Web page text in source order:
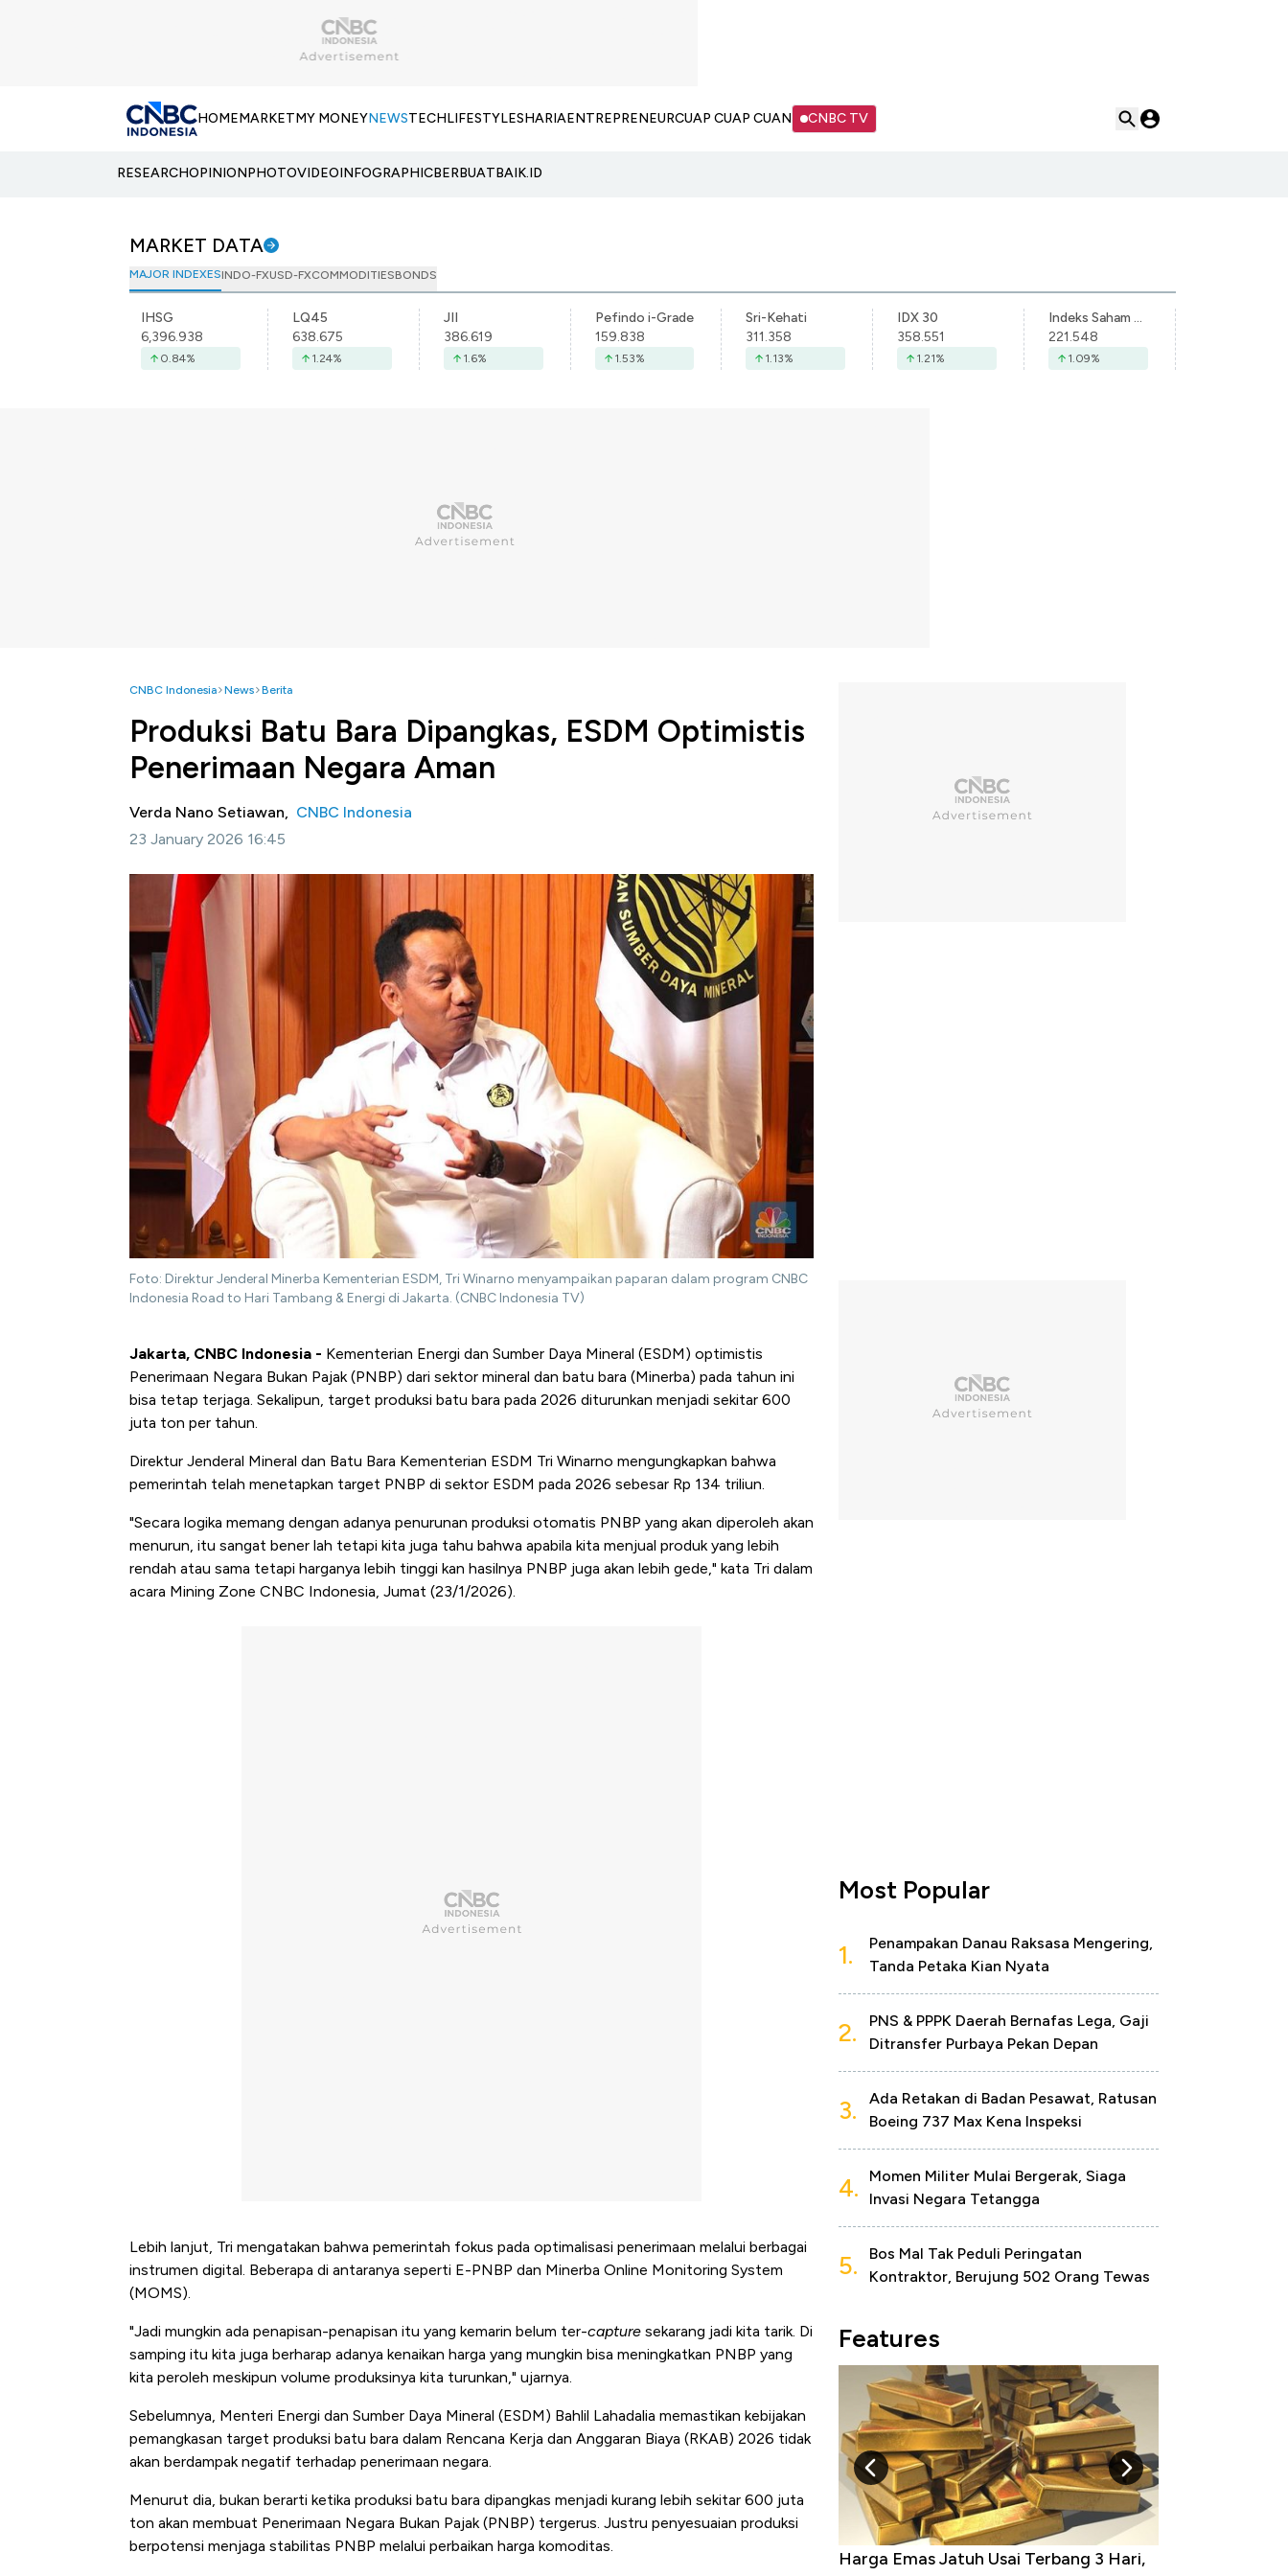
HOMEMARKETMY MONEYNEWSTECHLIFESTYLESHARIAENTREPRENEURCUAP CUAP CUAN CNBC TV
RESEARCHOPINIONPHOTOVIDEOINFOGRAPHICBERBUATBAIK.ID
MARKET DATA
MAJOR INDEXESINDO-FXUSD-FXCOMMODITIESBONDS
IHSG
6,396.938
0.84%
LQ45
638.675
1.24%
JII
386.619
1.6%
Pefindo i-Grade
159.838
1.53%
Sri-Kehati
311.358
1.13%
IDX 30
358.551
1.21%
Indeks Saham Syariah Indonesia
221.548
1.09%
CNBC Indonesia News Berita
Produksi Batu Bara Dipangkas, ESDM Optimistis
Penerimaan Negara Aman
Verda Nano Setiawan, CNBC Indonesia
23 January 2026 16:45
Foto: Direktur Jenderal Minerba Kementerian ESDM, Tri Winarno menyampaikan paparan dalam program CNBC
Indonesia Road to Hari Tambang & Energi di Jakarta. (CNBC Indonesia TV)
Jakarta, CNBC Indonesia - Kementerian Energi dan Sumber Daya Mineral (ESDM) optimistis
Penerimaan Negara Bukan Pajak (PNBP) dari sektor mineral dan batu bara (Minerba) pada tahun ini
bisa tetap terjaga. Sekalipun, target produksi batu bara pada 2026 diturunkan menjadi sekitar 600
juta ton per tahun.
Direktur Jenderal Mineral dan Batu Bara Kementerian ESDM Tri Winarno mengungkapkan bahwa
pemerintah telah menetapkan target PNBP di sektor ESDM pada 2026 sebesar Rp 134 triliun.
"Secara logika memang dengan adanya penurunan produksi otomatis PNBP yang akan diperoleh akan
menurun, itu sangat bener lah tetapi kita juga tahu bahwa apabila kita menjual produk yang lebih
rendah atau sama tetapi harganya lebih tinggi kan hasilnya PNBP juga akan lebih gede," kata Tri dalam
acara Mining Zone CNBC Indonesia, Jumat (23/1/2026).
Lebih lanjut, Tri mengatakan bahwa pemerintah fokus pada optimalisasi penerimaan melalui berbagai
instrumen digital. Beberapa di antaranya seperti E-PNBP dan Minerba Online Monitoring System
(MOMS).
"Jadi mungkin ada penapisan-penapisan itu yang kemarin belum ter-capture sekarang jadi kita tarik. Di
samping itu kita juga berharap adanya kenaikan harga yang mungkin bisa meningkatkan PNBP yang
kita peroleh meskipun volume produksinya kita turunkan," ujarnya.
Sebelumnya, Menteri Energi dan Sumber Daya Mineral (ESDM) Bahlil Lahadalia memastikan kebijakan
pemangkasan target produksi batu bara dalam Rencana Kerja dan Anggaran Biaya (RKAB) 2026 tidak
akan berdampak negatif terhadap penerimaan negara.
Menurut dia, bukan berarti ketika produksi batu bara dipangkas menjadi kurang lebih sekitar 600 juta
ton akan membuat Penerimaan Negara Bukan Pajak (PNBP) tergerus. Justru penyesuaian produksi
berpotensi menjaga stabilitas PNBP melalui perbaikan harga komoditas.
Most Popular
1.
Penampakan Danau Raksasa Mengering,
Tanda Petaka Kian Nyata
2.
PNS & PPPK Daerah Bernafas Lega, Gaji
Ditransfer Purbaya Pekan Depan
3.
Ada Retakan di Badan Pesawat, Ratusan
Boeing 737 Max Kena Inspeksi
4.
Momen Militer Mulai Bergerak, Siaga
Invasi Negara Tetangga
5.
Bos Mal Tak Peduli Peringatan
Kontraktor, Berujung 502 Orang Tewas
Features
Harga Batu Bara Bangkit, Ada Kabar
Harga Emas Jatuh Usai Terbang 3 Hari,
Dominasi China Menggila, Jadi Sumber